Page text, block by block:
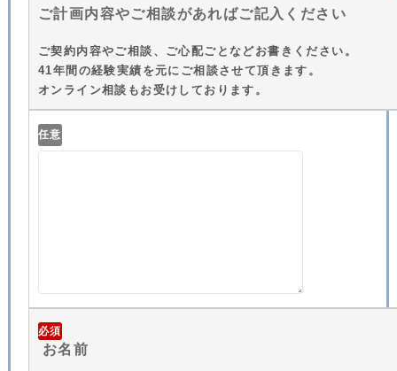
ご計画内容やご相談があればご記入ください
ご契約内容やご相談、ご心配ごとなどお書きください。
41年間の経験実績を元にご相談させて頂きます。
オンライン相談もお受けしております。
任意
必須
お名前